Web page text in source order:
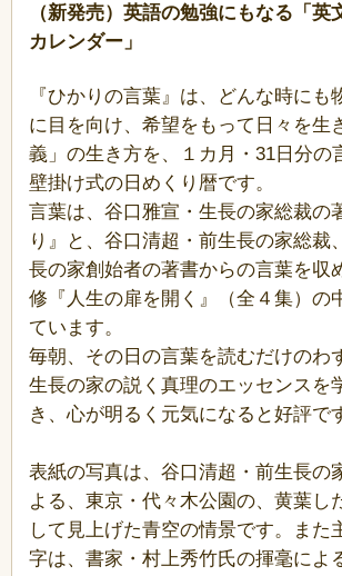
（新発売）英語の勉強にもなる「英
カレンダー」
『ひかりの言葉』は、どんな時にも
に目を向け、希望をもって日々を生
義」の生き方を、１カ月・31日分の
壁掛け式の日めくり暦です。
言葉は、谷口雅宣・生長の家総裁の
り』と、谷口清超・前生長の家総裁
長の家創始者の著書からの言葉を収
修『人生の扉を開く』（全４集）の
ています。
毎朝、その日の言葉を読むだけのわ
生長の家の説く真理のエッセンスを
き、心が明るく元気になると好評で
表紙の写真は、谷口清超・前生長の
よる、東京・代々木公園の、黄葉し
して見上げた青空の情景です。また
字は、書家・村上秀竹氏の揮毫によ